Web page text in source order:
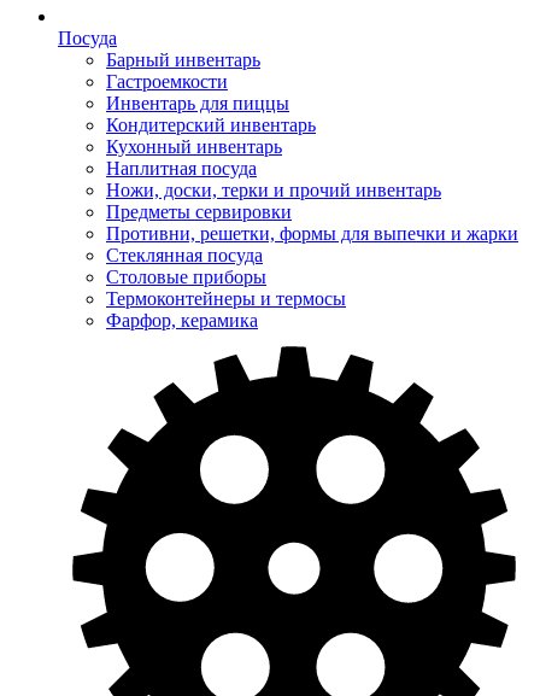
Посуда
Барный инвентарь
Гастроемкости
Инвентарь для пиццы
Кондитерский инвентарь
Кухонный инвентарь
Наплитная посуда
Ножи, доски, терки и прочий инвентарь
Предметы сервировки
Противни, решетки, формы для выпечки и жарки
Стеклянная посуда
Столовые приборы
Термоконтейнеры и термосы
Фарфор, керамика